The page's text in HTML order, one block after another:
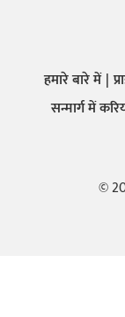
हमारे बारे में
सन्मार्ग में
©